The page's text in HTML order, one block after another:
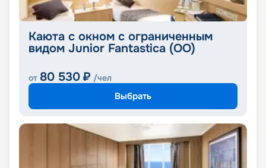
Каюта с окном с ограниченным
видом Junior Fantastica (OO)
от 80 530 ₽ /чел
Выбрать